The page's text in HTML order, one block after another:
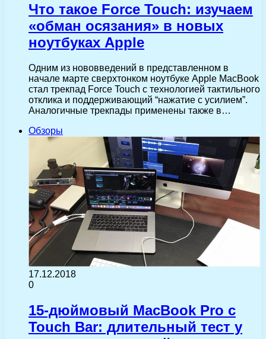
Что такое Force Touch: изучаем
«обман осязания» в новых
ноутбуках Apple
Одним из нововведений в представленном в
начале марте сверхтонком ноутбуке Apple MacBook
стал трекпад Force Touch с технологией тактильного
отклика и поддерживающий “нажатие с усилием”.
Аналогичные трекпады применены также в…
Обзоры
17.12.2018
0
15-дюймовый MacBook Pro с
Touch Bar: длительный тест у